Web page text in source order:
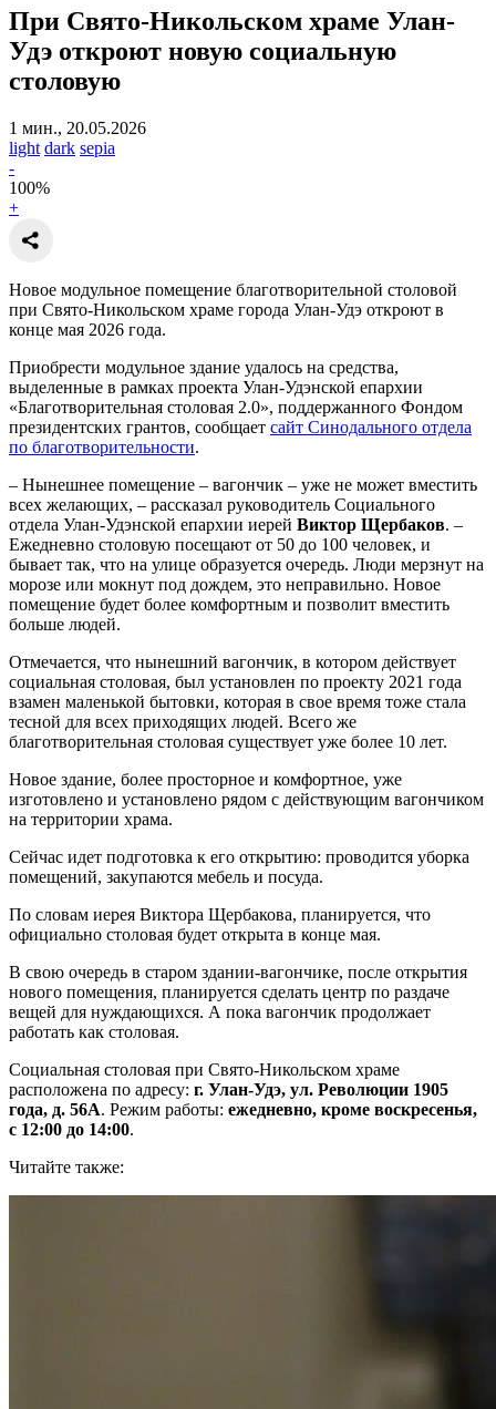
При Свято-Никольском храме Улан-
Удэ откроют новую социальную
столовую
1 мин., 20.05.2026
light dark sepia
-
100%
+
Новое модульное помещение благотворительной столовой
при Свято-Никольском храме города Улан-Удэ откроют в
конце мая 2026 года.
Приобрести модульное здание удалось на средства,
выделенные в рамках проекта Улан-Удэнской епархии
«Благотворительная столовая 2.0», поддержанного Фондом
президентских грантов, сообщает сайт Синодального отдела
по благотворительности.
– Нынешнее помещение – вагончик – уже не может вместить
всех желающих, – рассказал руководитель Социального
отдела Улан-Удэнской епархии иерей Виктор Щербаков. –
Ежедневно столовую посещают от 50 до 100 человек, и
бывает так, что на улице образуется очередь. Люди мерзнут на
морозе или мокнут под дождем, это неправильно. Новое
помещение будет более комфортным и позволит вместить
больше людей.
Отмечается, что нынешний вагончик, в котором действует
социальная столовая, был установлен по проекту 2021 года
взамен маленькой бытовки, которая в свое время тоже стала
тесной для всех приходящих людей. Всего же
благотворительная столовая существует уже более 10 лет.
Новое здание, более просторное и комфортное, уже
изготовлено и установлено рядом с действующим вагончиком
на территории храма.
Сейчас идет подготовка к его открытию: проводится уборка
помещений, закупаются мебель и посуда.
По словам иерея Виктора Щербакова, планируется, что
официально столовая будет открыта в конце мая.
В свою очередь в старом здании-вагончике, после открытия
нового помещения, планируется сделать центр по раздаче
вещей для нуждающихся. А пока вагончик продолжает
работать как столовая.
Социальная столовая при Свято-Никольском храме
расположена по адресу: г. Улан-Удэ, ул. Революции 1905
года, д. 56А. Режим работы: ежедневно, кроме воскресенья,
с 12:00 до 14:00.
Читайте также: